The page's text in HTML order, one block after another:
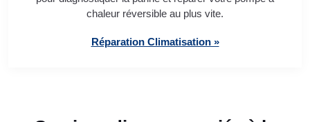
chaleur réversible au plus vite.
Réparation Climatisation »